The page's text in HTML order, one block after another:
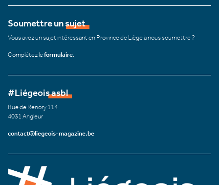
Soumettre un sujet
Vous avez un sujet intéressant en Province de Liège à nous soumettre ?
Complétez leformulaire
#Liégeois asbl
Rue de Renory 114
4031 Angleur
contact@liegeois-magazine.be